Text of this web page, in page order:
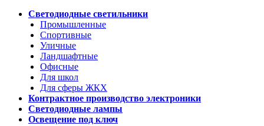
Светодиодные светильники
Промышленные
Спортивные
Уличные
Ландшафтные
Офисные
Для школ
Для сферы ЖКХ
Контрактное производство электроники
Светодиодные лампы
Освещение под ключ